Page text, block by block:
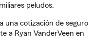
peludos.
una cotización de seguro
a Ryan VanderVeen en